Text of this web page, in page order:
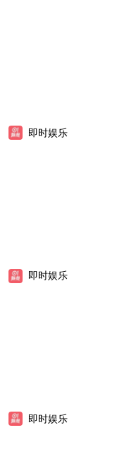
即时娱乐
即时娱乐
即时娱乐